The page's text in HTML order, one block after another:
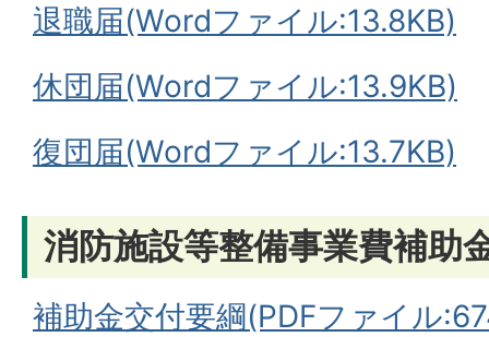
退職届(Wordファイル:13.8KB)
休団届(Wordファイル:13.9KB)
復団届(Wordファイル:13.7KB)
消防施設等整備事業費補助
補助金交付要綱(PDFファイル